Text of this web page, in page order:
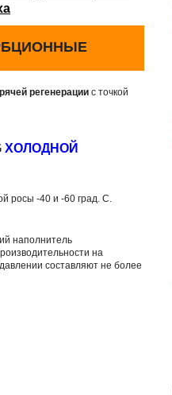
регенерации с точкой
ХОЛОДНОЙ
росы -40 и -60 град. С.
наполнитель
на
составляют не более